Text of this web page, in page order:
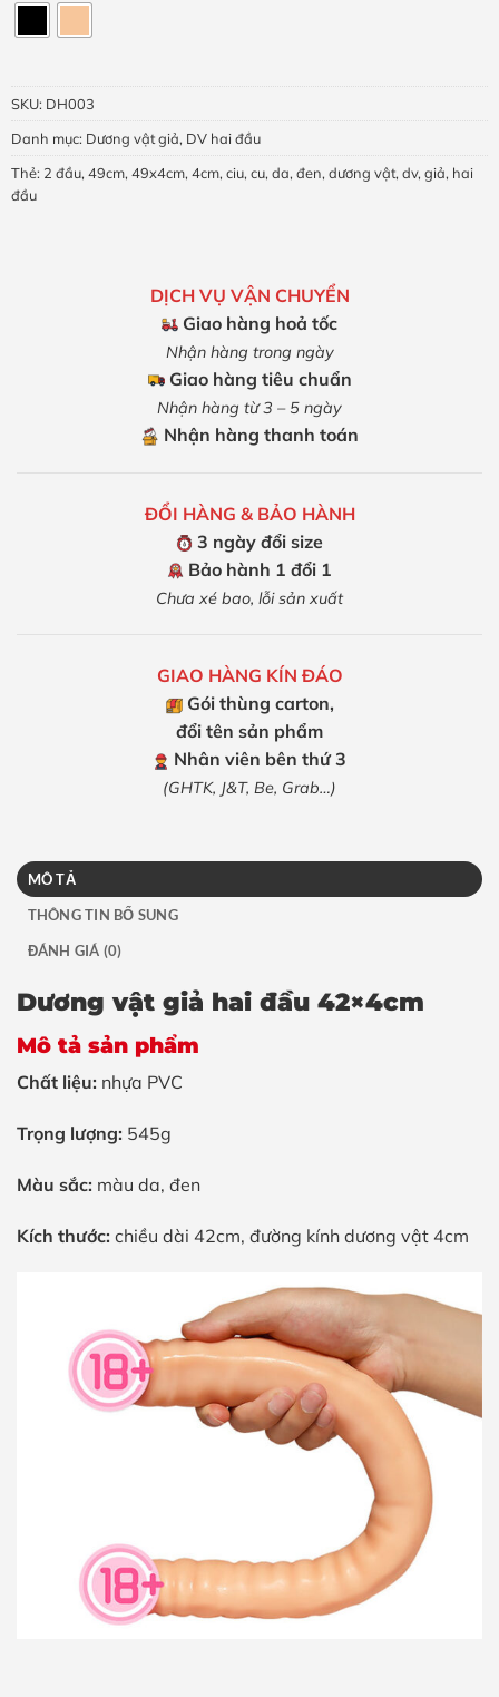
SKU: DH003
Danh mục: Dương vật giả, DV hai đầu
Thẻ: 2 đầu, 49cm, 49x4cm, 4cm, ciu, cu, da, đen, dương vật, dv, giả, hai
đầu
DỊCH VỤ VẬN CHUYỂN
Giao hàng hoả tốc
Nhận hàng trong ngày
Giao hàng tiêu chuẩn
Nhận hàng từ 3 – 5 ngày
Nhận hàng thanh toán
ĐỔI HÀNG & BẢO HÀNH
3 ngày đổi size
Bảo hành 1 đổi 1
Chưa xé bao, lỗi sản xuất
GIAO HÀNG KÍN ĐÁO
Gói thùng carton,
đổi tên sản phẩm
Nhân viên bên thứ 3
(GHTK, J&T, Be, Grab…)
MÔ TẢ
THÔNG TIN BỔ SUNG
ĐÁNH GIÁ (0)
Dương vật giả hai đầu 42×4cm
Mô tả sản phẩm
Chất liệu: nhựa PVC
Trọng lượng: 545g
Màu sắc: màu da, đen
Kích thước: chiều dài 42cm, đường kính dương vật 4cm